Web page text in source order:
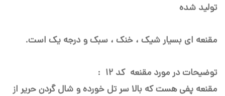
تولید شده
مقنعه ای بسیار شیک ، خنک ، سبک و درجه یک است.
توضیحات در مورد مقنعه کد 12 :
مقنعه پفی هست که بالا سر تل خورده و شال گردن حریر از